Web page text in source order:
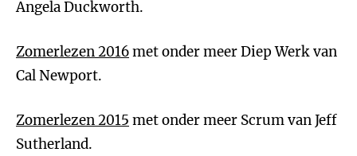
Angela Duckworth.
Zomerlezen 2016met onder meer Diep Werk van
Cal Newport.
Zomerlezen 2015 met onder meer Scrum van Jeff
Sutherland.